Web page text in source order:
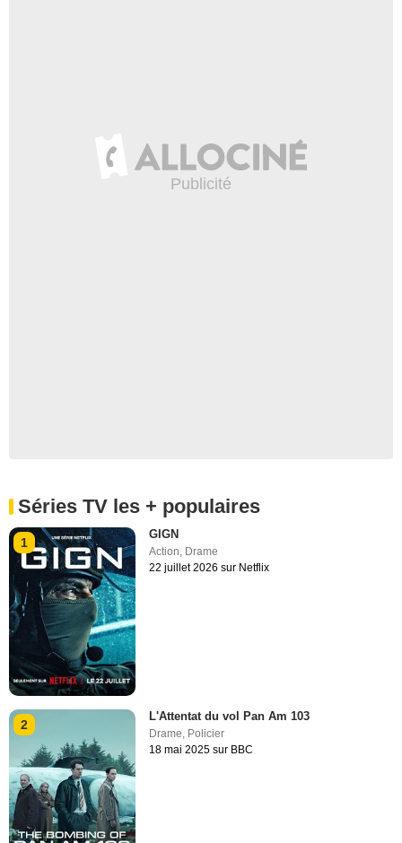
Séries TV les + populaires
1
GIGN
Action, Drame
22 juillet 2026 sur Netflix
2
L'Attentat du vol Pan Am 103
Drame, Policier
18 mai 2025 sur BBC